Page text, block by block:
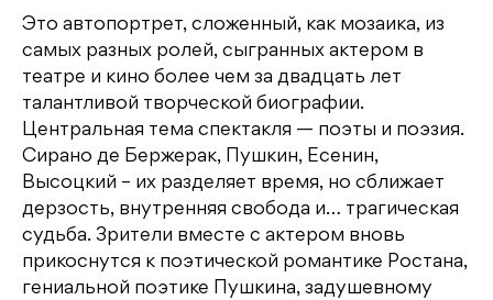
Это автопортрет, сложенный, как мозаика, из
самых разных ролей, сыгранных актером в
театре и кино более чем за двадцать лет
талантливой творческой биографии.
Центральная тема спектакля — поэты и поэзия.
Сирано де Бержерак, Пушкин, Есенин,
Высоцкий – их разделяет время, но сближает
дерзость, внутренняя свобода и… трагическая
судьба. Зрители вместе с актером вновь
прикоснутся к поэтической романтике Ростана,
гениальной поэтике Пушкина, задушевному